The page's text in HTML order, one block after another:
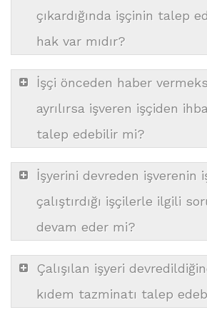
çıkardığında işçinin talep
hak var mıdır?
İşçi önceden haber
ayrılırsa işveren işçiden
talep edebilir mi?
İşyerini devreden işverenin
çalıştırdığı işçilerle ilgili
devam eder mi?
Çalışılan işyeri
kıdem tazminatı talep